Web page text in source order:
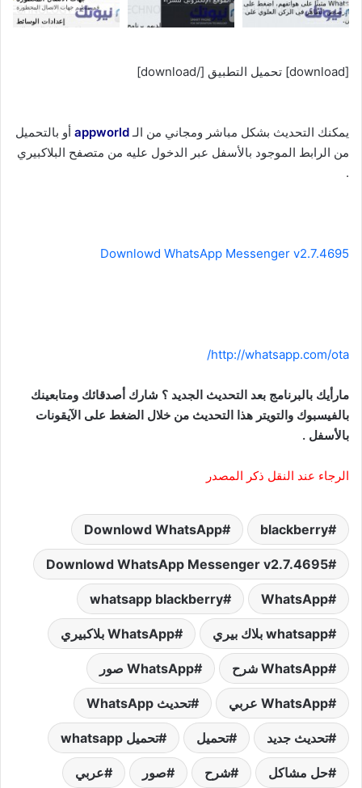
[download] تحميل التطبيق [/download]
يمكنك التحديث بشكل مباشر ومجاني من الـappworld أو بالتحميل
من الرابط الموجود بالأسفل عبر الدخول عليه من متصفح البلاكبيري
.
Downlowd WhatsApp Messenger v2.7.4695
http://whatsapp.com/ota/
مارأيك بالبرنامج بعد التحديث الجديد ؟ شارك أصدقائك ومتابعينك
بالفيسبوك والتويتر هذا التحديث من خلال الضغط على الآيقونات
بالأسفل .
الرجاء عند النقل ذكر المصدر
blackberry
Downlowd WhatsApp
Downlowd WhatsApp Messenger v2.7.4695
WhatsApp
whatsapp blackberry
whatsapp بلاك بيري WhatsApp بلاكبيري
WhatsApp شرح WhatsApp صور
WhatsApp عربي تحديث WhatsApp
تحديث جديد تحميل تحميل whatsapp
حل مشاكل شرح صور عربي